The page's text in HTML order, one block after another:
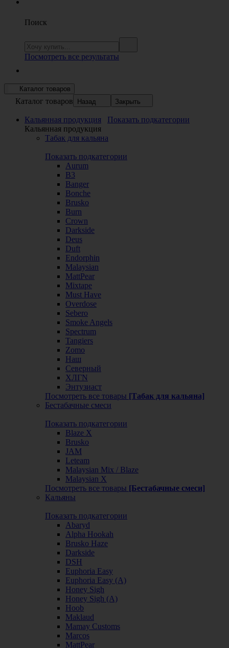
Поиск
Посмотреть все результаты
Каталог товаров
Каталог товаров Назад Закрыть
Кальянная продукция
Показать подкатегории
Кальянная продукция
Табак для кальяна
Показать подкатегории
Aurum
B3
Banger
Bonche
Brusko
Burn
Crown
Darkside
Deus
Duft
Endorphin
Malaysian
MattPear
Mixtape
Must Have
Overdose
Sebero
Smoke Angels
Spectrum
Tangiers
Zomo
Наш
Северный
ХЛГN
Энтузиаст
Посмотреть все товары [Табак для кальяна]
Бестабачные смеси
Показать подкатегории
Blaze X
Brusko
JAM
Leteam
Malaysian Mix / Blaze
Malaysian X
Посмотреть все товары [Бестабачные смеси]
Кальяны
Показать подкатегории
Abaryd
Alpha Hookah
Brusko Haze
Darkside
DSH
Euphoria Easy
Euphoria Easy (А)
Honey Sigh
Honey Sigh (А)
Hoob
Maklaud
Mamay Customs
Marcos
MattPear